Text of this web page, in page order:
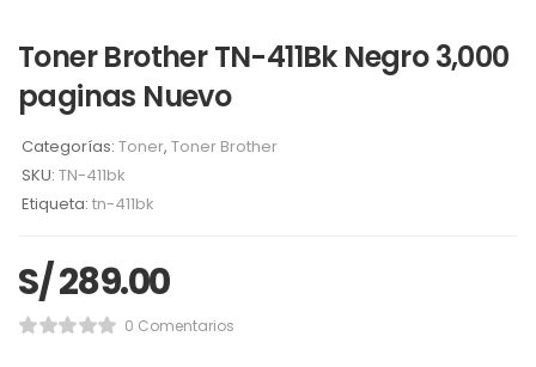
Toner Brother TN-411Bk Negro 3,000
paginas Nuevo
Categorías: Toner, Toner Brother
SKU: TN-411bk
Etiqueta: tn-411bk
S/289.00
0 Comentarios